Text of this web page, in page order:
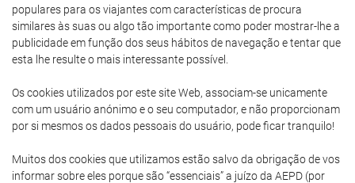
populares para os viajantes com características de procura
similares às suas ou algo tão importante como poder mostrar-lhe a
publicidade em função dos seus hábitos de navegação e tentar que
esta lhe resulte o mais interessante possível.
Os cookies utilizados por este site Web, associam-se unicamente
com um usuário anónimo e o seu computador, e não proporcionam
por si mesmos os dados pessoais do usuário, pode ficar tranquilo!
Muitos dos cookies que utilizamos estão salvo da obrigação de vos
informar sobre eles porque são “essenciais” a juízo da AEPD (por